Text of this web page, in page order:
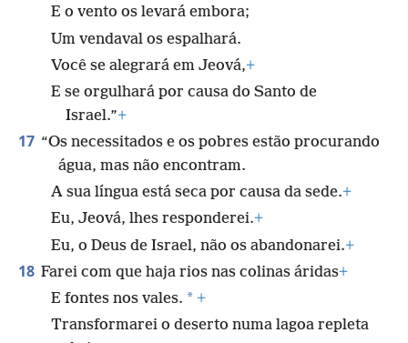
E o vento os levará embora;
Um vendaval os espalhará.
Você se alegrará em Jeová,+
E se orgulhará por causa do Santo de
Israel.”+
17 “Os necessitados e os pobres estão procurando
água, mas não encontram.
A sua língua está seca por causa da sede.+
Eu, Jeová, lhes responderei.+
Eu, o Deus de Israel, não os abandonarei.+
18 Farei com que haja rios nas colinas áridas+
E fontes nos vales. * +
Transformarei o deserto numa lagoa repleta